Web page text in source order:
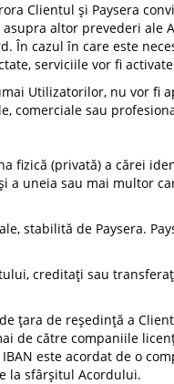
Clientul și Paysera
altor prevederi
În cazul în care este
serviciile vor fi
Utilizatorilor, nu vor fi
comerciale sau
fizică (privată) a cărei
uneia sau mai multor
stabilită de Paysera.
creditați sau
țara de reședință a
de către companiile
este acordat de o
la sfârșitul Acordului.